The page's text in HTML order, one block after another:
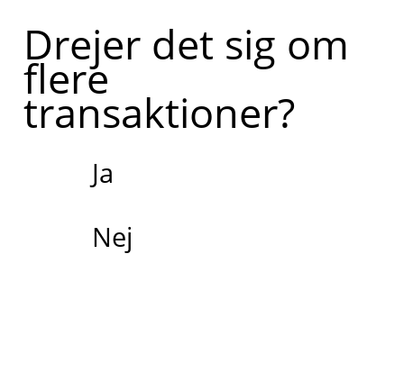
Drejer det sig om
flere
transaktioner?
Ja
Nej